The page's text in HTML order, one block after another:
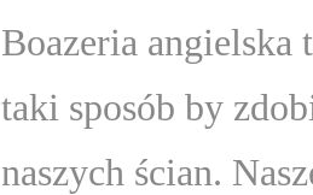
Boazeria angielska
taki sposób by
naszych ścian.